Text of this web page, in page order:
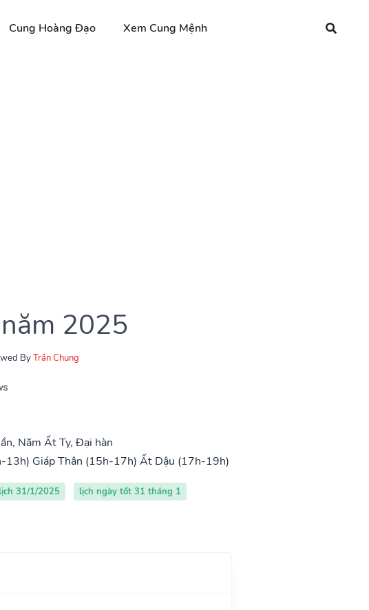
Cung Hoàng Đạo Xem Cung Mệnh
2025
ByTrần Chung
Năm Ất Tỵ, Đại hàn
13h) Giáp Thân (15h-17h) Ất Dậu (17h-19h)
31/1/2025
lịch ngày tốt 31 tháng 1